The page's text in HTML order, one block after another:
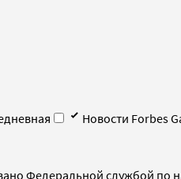
Новости Forbes
Федеральной службой по